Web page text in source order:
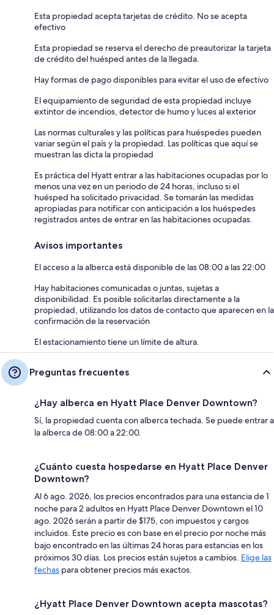
Esta propiedad acepta tarjetas de crédito. No se acepta
efectivo
Esta propiedad se reserva el derecho de preautorizar la tarjeta
de crédito del huésped antes de la llegada.
Hay formas de pago disponibles para evitar el uso de efectivo
El equipamiento de seguridad de esta propiedad incluye
extintor de incendios, detector de humo y luces al exterior
Las normas culturales y las políticas para huéspedes pueden
variar según el país y la propiedad. Las políticas que aquí se
muestran las dicta la propiedad
Es práctica del Hyatt entrar a las habitaciones ocupadas por lo
menos una vez en un periodo de 24 horas, incluso si el
huésped ha solicitado privacidad. Se tomarán las medidas
apropiadas para notificar con anticipación a los huéspedes
registrados antes de entrar en las habitaciones ocupadas.
Avisos importantes
El acceso a la alberca está disponible de las 08:00 a las 22:00
Hay habitaciones comunicadas o juntas, sujetas a
disponibilidad. Es posible solicitarlas directamente a la
propiedad, utilizando los datos de contacto que aparecen en la
confirmación de la reservación
El estacionamiento tiene un límite de altura.
Preguntas frecuentes
¿Hay alberca en Hyatt Place Denver Downtown?
Sí, la propiedad cuenta con alberca techada. Se puede entrar a
la alberca de 08:00 a 22:00.
¿Cuánto cuesta hospedarse en Hyatt Place Denver
Downtown?
Al 6 ago. 2026, los precios encontrados para una estancia de 1
noche para 2 adultos en Hyatt Place Denver Downtown el 10
ago. 2026 serán a partir de $175, con impuestos y cargos
incluidos. Este precio es con base en el precio por noche más
bajo encontrado en las últimas 24 horas para estancias en los
próximos 30 días. Los precios están sujetos a cambios. Elige las
fechas para obtener precios más exactos.
¿Hyatt Place Denver Downtown acepta mascotas?